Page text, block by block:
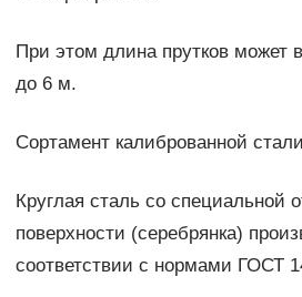
При этом длина прутков может
до 6 м.
Сортамент калиброванной
Круглая сталь со специальной
поверхности (серебрянка)
соответствии с нормами ГОСТ